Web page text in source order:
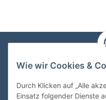
VDMedien24.de
Kasernenstraße 6-10
Wie wir Cookies &
Durch Klicken auf „Alle
Einsatz folgender Dienste